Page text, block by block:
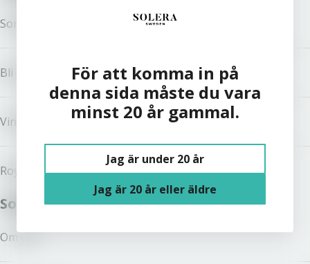
För att komma in på
denna sida måste du vara
minst 20 år gammal.
Jag är under 20 år
Jag är 20 år eller äldre
Sortiment
Bli kund
Vinston
Royal Unibrew
Solera
Om oss